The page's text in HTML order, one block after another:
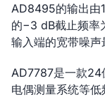
AD8495的输出由
的−3 dB截止频率
输入端的宽带噪声
AD7787是一款
电偶测量系统等